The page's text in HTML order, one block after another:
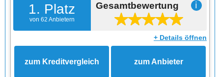
1. Platz
von 62 Anbietern
Gesamtbewertung ℹ
+ Details öffnen
zum Kreditvergleich zum Anbieter